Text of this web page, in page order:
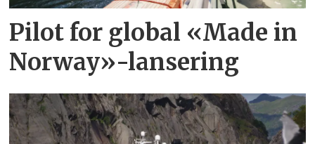
Pilot for global «Made in
Norway»-lansering